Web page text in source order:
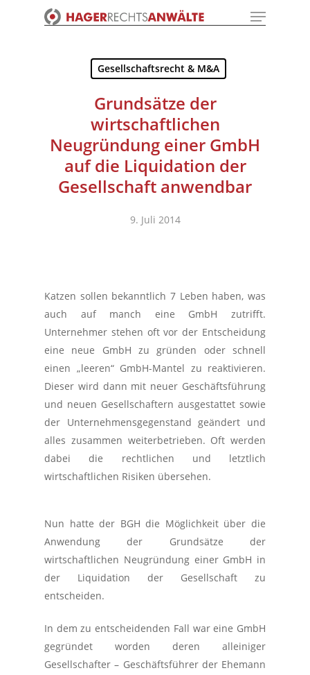
Menu
Gesellschaftsrecht & M&A
Grundsätze der
wirtschaftlichen
Neugründung einer GmbH
auf die Liquidation der
Gesellschaft anwendbar
9. Juli 2014
Katzen sollen bekanntlich 7 Leben haben, was
auch auf manch eine GmbH zutrifft.
Unternehmer stehen oft vor der Entscheidung
eine neue GmbH zu gründen oder schnell
einen „leeren“ GmbH-Mantel zu reaktivieren.
Dieser wird dann mit neuer Geschäftsführung
und neuen Gesellschaftern ausgestattet sowie
der Unternehmensgegenstand geändert und
alles zusammen weiterbetrieben. Oft werden
dabei die rechtlichen und letztlich
wirtschaftlichen Risiken übersehen.
Nun hatte der BGH die Möglichkeit über die
Anwendung der Grundsätze der
wirtschaftlichen Neugründung einer GmbH in
der Liquidation der Gesellschaft zu
entscheiden.
In dem zu entscheidenden Fall war eine GmbH
gegründet worden deren alleiniger
Gesellschafter – Geschäftsführer der Ehemann